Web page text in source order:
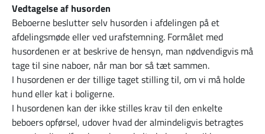
Vedtagelse af husorden
Beboerne beslutter selv husorden i afdelingen på et
afdelingsmøde eller ved urafstemning. Formålet med
husordenen er at beskrive de hensyn, man nødvendigvis må
tage til sine naboer, når man bor så tæt sammen.
I husordenen er der tillige taget stilling til, om vi må holde
hund eller kat i boligerne.
I husordenen kan der ikke stilles krav til den enkelte
beboers opførsel, udover hvad der almindeligvis betragtes